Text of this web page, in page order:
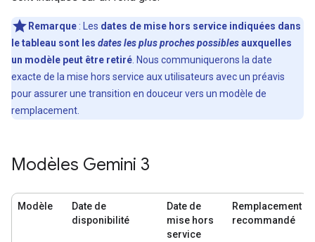
Remarque : Les dates de mise hors service indiquées dans
le tableau sont les dates les plus proches possiblesauxquelles
un modèle peut être retiré . Nous communiquerons la date
exacte de la mise hors service aux utilisateurs avec un préavis
pour assurer une transition en douceur vers un modèle de
remplacement.
Modèles Gemini 3
Modèle
Date de
disponibilité
Date de
mise hors
service
Remplacement
recommandé